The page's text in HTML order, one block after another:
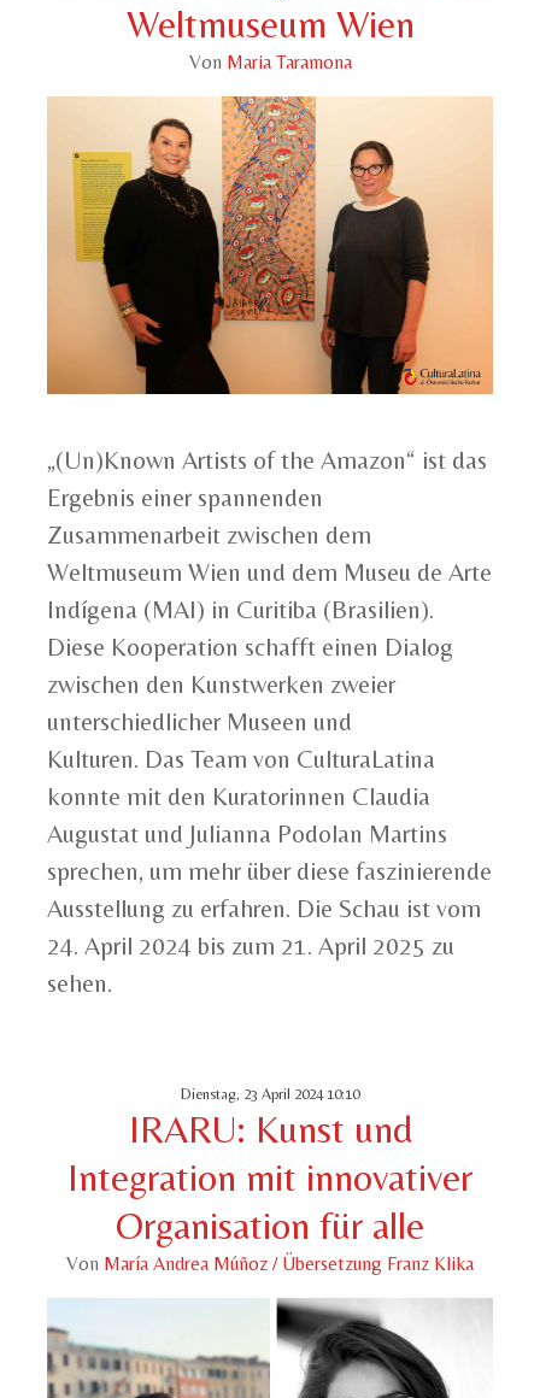
Weltmuseum Wien
Von Maria Taramona
„(Un)Known Artists of the Amazon“ ist das
Ergebnis einer spannenden
Zusammenarbeit zwischen dem
Weltmuseum Wien und dem Museu de Arte
Indígena (MAI) in Curitiba (Brasilien).
Diese Kooperation schafft einen Dialog
zwischen den Kunstwerken zweier
unterschiedlicher Museen und
Kulturen. Das Team von CulturaLatina
konnte mit den Kuratorinnen Claudia
Augustat und Julianna Podolan Martins
sprechen, um mehr über diese faszinierende
Ausstellung zu erfahren. Die Schau ist vom
24. April 2024 bis zum 21. April 2025 zu
sehen.
Dienstag, 23 April 2024 10:10
IRARU: Kunst und
Integration mit innovativer
Organisation für alle
Von María Andrea Múñoz / Übersetzung Franz Klika